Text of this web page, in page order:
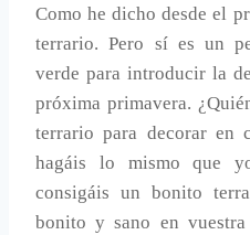
Como he dicho desde el
terrario. Pero sí es un
verde para introducir la
próxima primavera.
terrario para decorar en
hagáis lo mismo que
consigáis un bonito
bonito y sano en